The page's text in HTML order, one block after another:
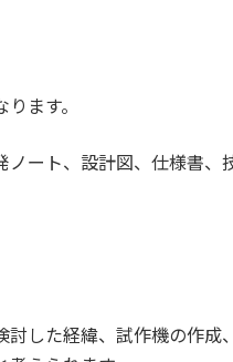
ます。
ート、設計図、仕様書、
した経緯、試作機の作